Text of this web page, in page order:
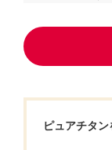
ピュアチタ